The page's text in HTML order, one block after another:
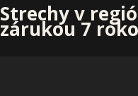
Strechy v
zárukou 7